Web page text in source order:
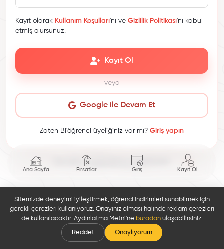
Ana Sayfa Fırsatlar Giriş Kayıt Ol
Kayıt olarak Kullanım Koşulları'nı ve Gizlilik Politikası'nı kabul
etmiş olursunuz.
Kayıt Ol
veya
Google ile Devam Et
Zaten Bi'öğrenci üyeliğiniz var mı? Giriş yapın
This site is protected by reCAPTCHA.
Sitemizde deneyimi iyileştirmek, öğrenci indirimleri sunabilmek için
gerekli çerezleri kullanıyoruz. Onayınız olması halinde reklam çerezleri
de kullanılacaktır. Aydınlatma Metni'ne buradanulaşabilirsiniz.
Reddet Onaylıyorum